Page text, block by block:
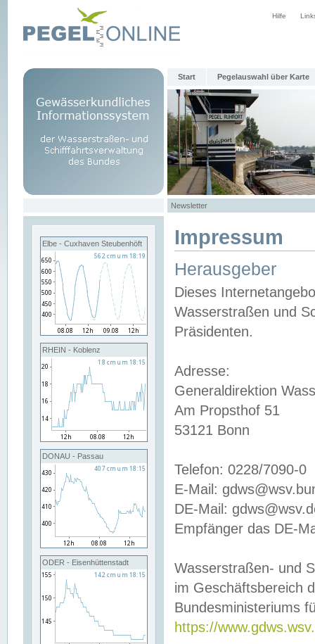
Hilfe
Start Pegelauswahl über Karte
Newsletter
Elbe - Cuxhaven Steubenhöft
RHEIN - Koblenz
DONAU - Passau
ODER - Eisenhüttenstadt
Impressum
Herausgeber
Dieses
Wasserstraßen und
Präsidenten.
Adresse:
Generaldirektion
Am Propsthof 51
53121 Bonn
Telefon: 0228/7090-0
E-Mail:
DE-Mail:
Empfänger das DE-
Wasserstraßen- und
im Geschäftsbereich
Bundesministeriums
https://